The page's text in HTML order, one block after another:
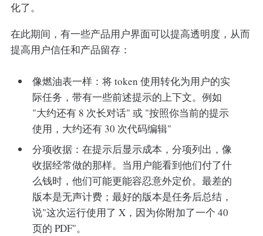
化了。
在此期间，有一些产品用户界面可以提高透明度，从而
提高用户信任和产品留存：
像燃油表一样：将 token 使用转化为用户的实
际任务，带有一些前述提示的上下文。例如
"大约还有 8 次长对话" 或 "按照你当前的提示
使用，大约还有 30 次代码编辑"
分项收据：在提示后显示成本，分项列出，像
收据经常做的那样。当用户能看到他们付了什
么钱时，他们可能更能容忍意外定价。最差的
版本是无声计费；最好的版本是任务后总结，
说"这次运行使用了 X，因为你附加了一个 40
页的 PDF"。